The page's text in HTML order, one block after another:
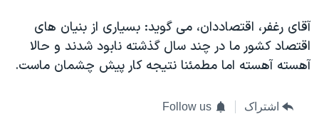
آقای رغفر، اقتصاددان، می گويد: بسياری از بنيان های
اقتصاد کشور ما در چند سال گذشته نابود شدند و حالا
آهسته آهسته اما مطمئنا نتيجه کار پيش چشمان ماست.
اشتراک Follow us